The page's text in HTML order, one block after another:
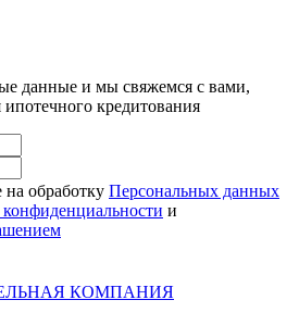
данные и мы свяжемся с вами,
кредитования
на обработку Персональных данных
и
КОМПАНИЯ